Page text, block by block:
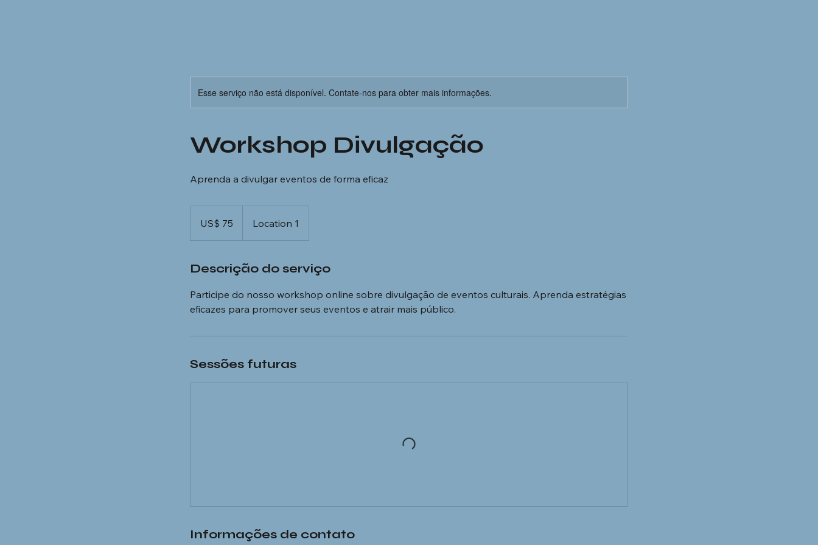
Esse serviço não está disponível. Contate-nos para obter mais informações.
Workshop Divulgação
Aprenda a divulgar eventos de forma eficaz
americanos
US$ 75 Location 1
Descrição do serviço
Participe do nosso workshop online sobre divulgação de eventos culturais. Aprenda estratégias
eficazes para promover seus eventos e atrair mais público.
Sessões futuras
Informações de contato